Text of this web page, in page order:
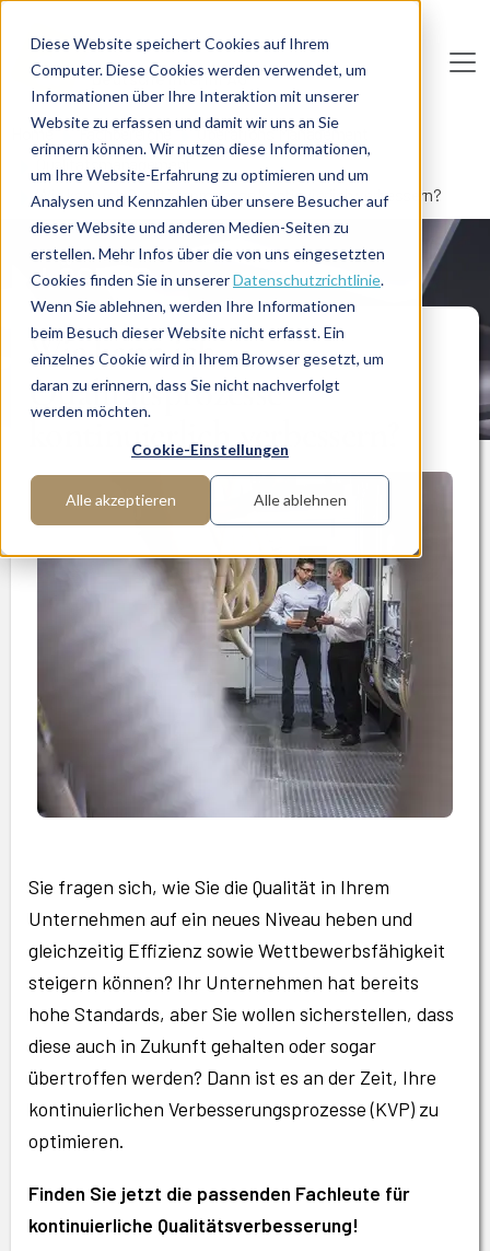
Diese Website speichert Cookies auf Ihrem
Computer. Diese Cookies werden verwendet, um
Informationen über Ihre Interaktion mit unserer
Website zu erfassen und damit wir uns an Sie
erinnern können. Wir nutzen diese Informationen,
um Ihre Website-Erfahrung zu optimieren und um
Analysen und Kennzahlen über unsere Besucher auf
dieser Website und anderen Medien-Seiten zu
erstellen. Mehr Infos über die von uns eingesetzten
Cookies finden Sie in unsererDatenschutzrichtlinie.
Wenn Sie ablehnen, werden Ihre Informationen
beim Besuch dieser Website nicht erfasst. Ein
einzelnes Cookie wird in Ihrem Browser gesetzt, um
daran zu erinnern, dass Sie nicht nachverfolgt
werden möchten.
Cookie-Einstellungen
Alle akzeptieren Alle ablehnen
Deutsc he Interim AG
Home Fachbereiche
Operations Management
Wie kann ich Qualitätsprozesse kontinuierlich verbessern?
LÖSUNG
Wie kann ich
Qualitätsprozesse
kontinuierlich verbessern?
Sie fragen sich, wie Sie die Qualität in Ihrem
Unternehmen auf ein neues Niveau heben und
gleichzeitig Effizienz sowie Wettbewerbsfähigkeit
steigern können? Ihr Unternehmen hat bereits
hohe Standards, aber Sie wollen sicherstellen, dass
diese auch in Zukunft gehalten oder sogar
übertroffen werden? Dann ist es an der Zeit, Ihre
kontinuierlichen Verbesserungsprozesse (KVP) zu
optimieren.
Finden Sie jetzt die passenden Fachleute für
kontinuierliche Qualitätsverbesserung!